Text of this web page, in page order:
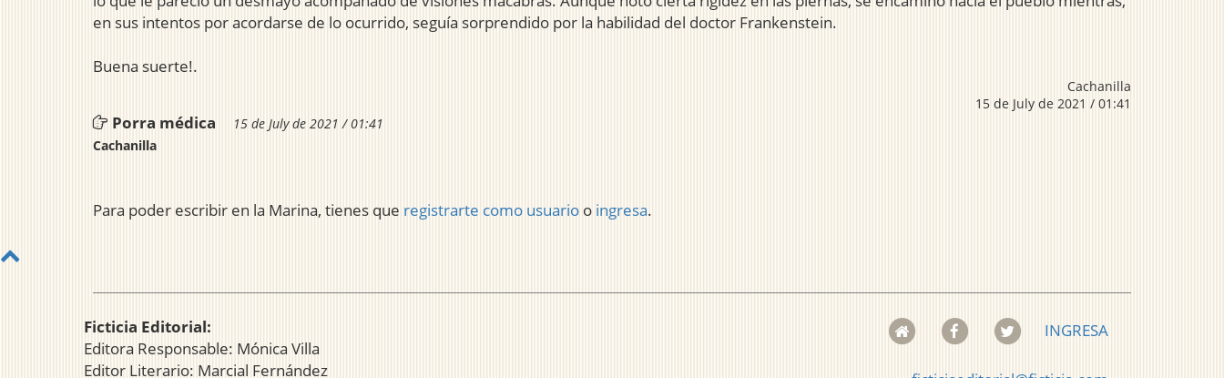
en sus intentos por acordarse de lo ocurrido, seguía sorprendido por la habilidad del doctor Frankenstein.
Buena suerte!.
Cachanilla
15 de July de 2021 / 01:41
Porra médica
15 de July de 2021 / 01:41
Cachanilla
Para poder escribir en la Marina, tienes que registrarte como usuario o ingresa.
Ficticia Editorial:
Editora Responsable: Mónica Villa
Editor Literario: Marcial Fernández
INGRESA